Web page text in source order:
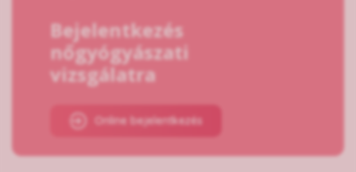
Bejelentkezés
nőgyógyászati
vizsgálatra
Online bejelentkezés